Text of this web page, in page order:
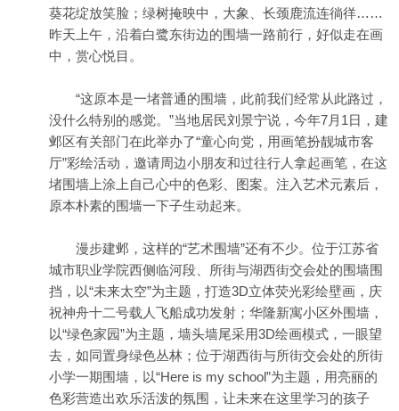
葵花绽放笑脸；绿树掩映中，大象、长颈鹿流连徜徉……
昨天上午，沿着白鹭东街边的围墙一路前行，好似走在画
中，赏心悦目。
“这原本是一堵普通的围墙，此前我们经常从此路过，
没什么特别的感觉。”当地居民刘景宁说，今年7月1日，建
邺区有关部门在此举办了“童心向党，用画笔扮靓城市客
厅”彩绘活动，邀请周边小朋友和过往行人拿起画笔，在这
堵围墙上涂上自己心中的色彩、图案。注入艺术元素后，
原本朴素的围墙一下子生动起来。
漫步建邺，这样的“艺术围墙”还有不少。位于江苏省
城市职业学院西侧临河段、所街与湖西街交会处的围墙围
挡，以“未来太空”为主题，打造3D立体荧光彩绘壁画，庆
祝神舟十二号载人飞船成功发射；华隆新寓小区外围墙，
以“绿色家园”为主题，墙头墙尾采用3D绘画模式，一眼望
去，如同置身绿色丛林；位于湖西街与所街交会处的所街
小学一期围墙，以“Here is my school”为主题，用亮丽的
色彩营造出欢乐活泼的氛围，让未来在这里学习的孩子